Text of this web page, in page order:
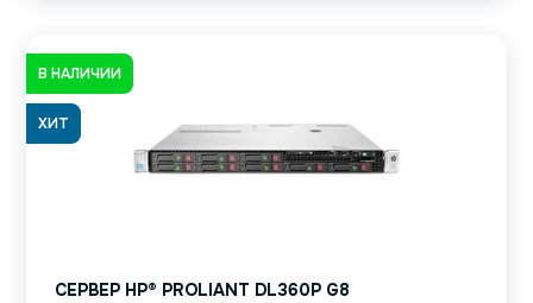
В НАЛИЧИИ
ХИТ
СЕРВЕР HP® PROLIANT DL360P G8